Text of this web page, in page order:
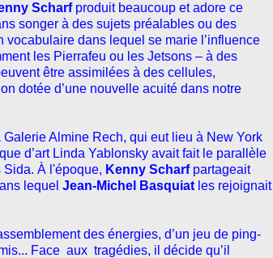
Scharfproduit beaucoup et adore ce
songer à des sujets préalables ou des
dans lequel se marie l’influence
les Pierrafeu ou les Jetsons – à des
être assimilées à des cellules,
dotée d’une nouvelle acuité dans notre
Almine Rech, qui eut lieu à New York
d’art Linda Yablonsky avait fait le parallèle
À l'époque, Kenny Scharfpartageait
lequel Jean-Michel Basquiat les rejoignait
des énergies, d’un jeu de ping-
Face aux tragédies, il décide qu’il